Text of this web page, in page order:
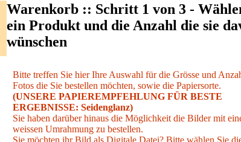
Warenkorb :: Schritt 1 von 3 -
ein Produkt und die Anzahl die sie
wünschen
Bitte treffen Sie hier Ihre Auswahl für die Grösse und
Fotos die Sie bestellen möchten, sowie die Papiersorte.
(UNSERE PAPIEREMPFEHLUNG FÜR BESTE
ERGEBNISSE: Seidenglanz)
Sie haben darüber hinaus die Möglichkeit die Bilder mit
weissen Umrahmung zu bestellen.
Sie möchten ihr Bild als Digitale Datei? Bitte wählen Sie